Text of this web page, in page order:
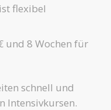
flexibel
und 8 Wochen für
schnell und
Intensivkursen.